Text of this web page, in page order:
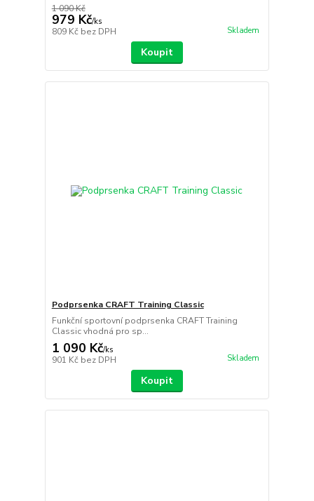
1 090 Kč
979 Kč/ks
809 Kč bez DPH Skladem
Koupit
Podprsenka CRAFT Training Classic
Funkční sportovní podprsenka CRAFT Training
Classic vhodná pro sp...
1 090 Kč/ks
901 Kč bez DPH Skladem
Koupit